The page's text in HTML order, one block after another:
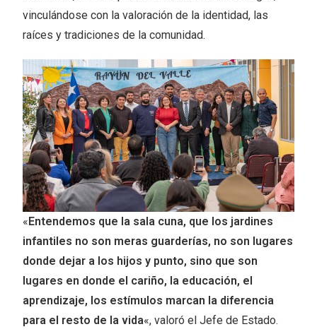
vinculándose con la valoración de la identidad, las
raíces y tradiciones de la comunidad.
«Entendemos que la sala cuna, que los jardines
infantiles no son meras guarderías, no son lugares
donde dejar a los hijos y punto, sino que son
lugares en donde el cariño, la educación, el
aprendizaje, los estímulos marcan la diferencia
para el resto de la vida«, valoró el Jefe de Estado.